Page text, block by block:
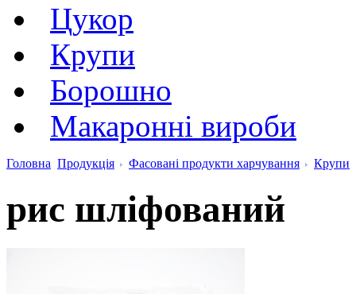
Цукор
Крупи
Борошно
Макаронні вироби
Головна Продукція Фасовані продукти харчування Крупи
рис шліфований